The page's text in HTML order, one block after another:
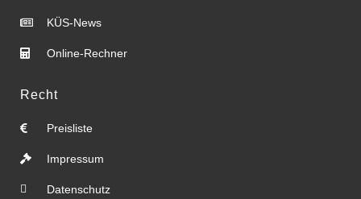
KÜS-News
Online-Rechner
Recht
Preisliste
Impressum
Datenschutz